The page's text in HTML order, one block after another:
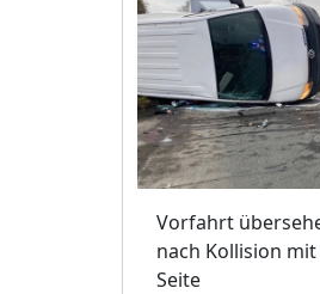
Vorfahrt
nach Kollision
Seite